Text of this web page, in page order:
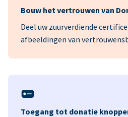
Bouw het vertrouwen van
Deel uw zuurverdiende
afbeeldingen van
Toegang tot donatie